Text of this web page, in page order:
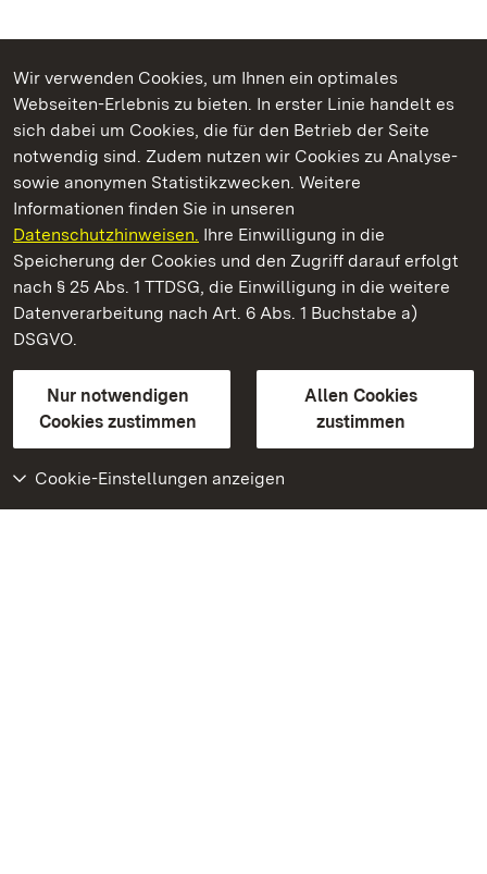
Wir verwenden Cookies, um Ihnen ein optimales
Webseiten-Erlebnis zu bieten. In erster Linie handelt es
sich dabei um Cookies, die für den Betrieb der Seite
notwendig sind. Zudem nutzen wir Cookies zu Analyse-
sowie anonymen Statistikzwecken. Weitere
Informationen finden Sie in unseren
Datenschutzhinweisen. Ihre Einwilligung in die
Speicherung der Cookies und den Zugriff darauf erfolgt
nach § 25 Abs. 1 TTDSG, die Einwilligung in die weitere
Datenverarbeitung nach Art. 6 Abs. 1 Buchstabe a)
DSGVO.
Nur notwendigen
Cookies zustimmen
Allen Cookies
zustimmen
Cookie-Einstellungen anzeigen
Kommen. Staunen. Genießen.
Barockschloss Mannheim
Staatliche Schlösser und Gärten Baden-Württemberg
Kontakt
GebärdenspracheLeichte Sprache
Erklärung zur Barrierefreiheit
BITV-konform (geprüfte Seiten)
Weiteres